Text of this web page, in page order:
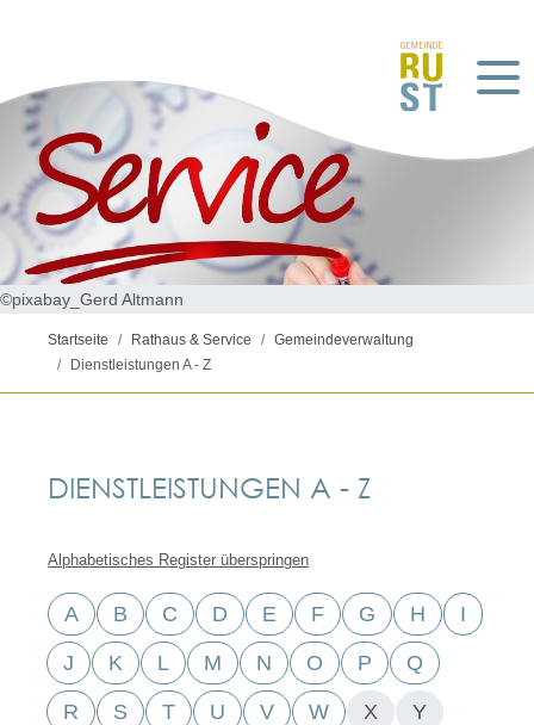
©pixabay_Gerd Altmann
Startseite Rathaus & Service
Gemeindeverwaltung
Dienstleistungen A - Z
DIENSTLEISTUNGEN A - Z
Alphabetisches Register überspringen
A B C D E F G H I
J K L M N O P Q
R S T U V W X Y